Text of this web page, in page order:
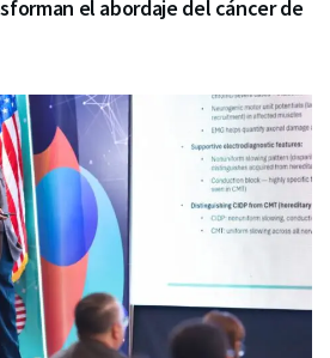
el abordaje del cáncer de